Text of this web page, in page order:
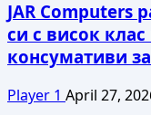
JAR Computers
си с висок
консумативи
Player 1 April 27,